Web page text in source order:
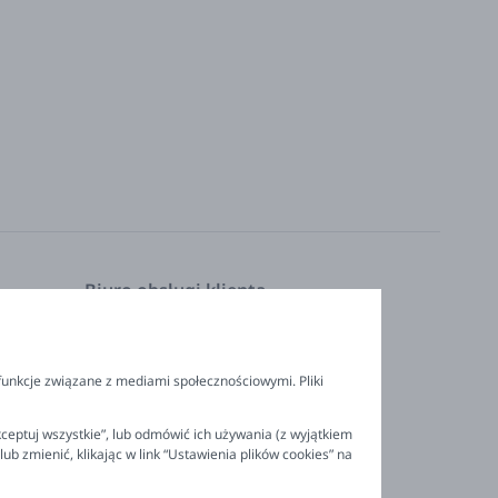
Biuro obsługi klienta
+48 694 596 187
związane z mediami społecznościowymi. Pliki
wszystkie”, lub odmówić ich używania (z wyjątkiem
zmienić, klikając w link “Ustawienia plików cookies” na